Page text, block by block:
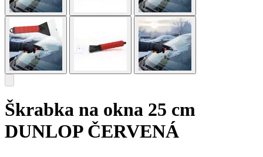
Škrabka na okna 25 cm
DUNLOP ČERVENÁ